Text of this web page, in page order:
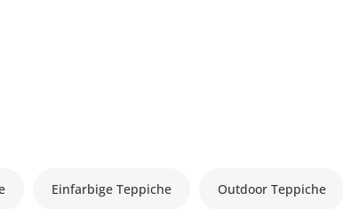
Einfarbige Teppiche Outdoor Teppiche